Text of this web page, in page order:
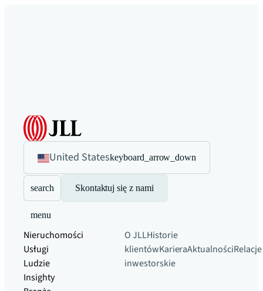
United Stateskeyboard_arrow_down
search Skontaktuj się z nami
menu
Nieruchomości
Usługi
Ludzie
Insighty
O JLLHistorie
klientówKarieraAktualnościRelacje
inwestorskie